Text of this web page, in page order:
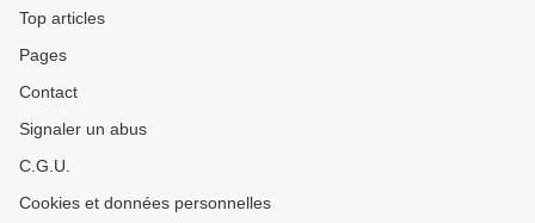
Top articles
Pages
Contact
Signaler un abus
C.G.U.
Cookies et données personnelles